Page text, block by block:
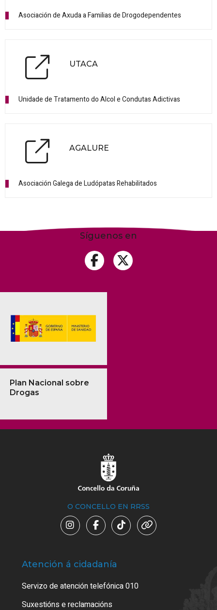
Asociación de Axuda a Familias de Drogodependentes
UTACA
Unidade de Tratamento do Alcol e Condutas Adictivas
AGALURE
Asociación Galega de Ludópatas Rehabilitados
Síguenos en
Plan Nacional sobre
Drogas
O CONCELLO EN RRSS
Atención á cidadanía
Servizo de atención telefónica 010
Suxestións e reclamacións